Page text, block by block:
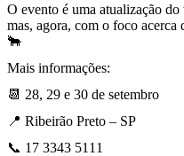
O evento é uma atualização
mas, agora, com o foco acerca
🐂
Mais informações:
📆 28, 29 e 30 de setembro
📍 Ribeirão Preto – SP
📞 17 3343 5111